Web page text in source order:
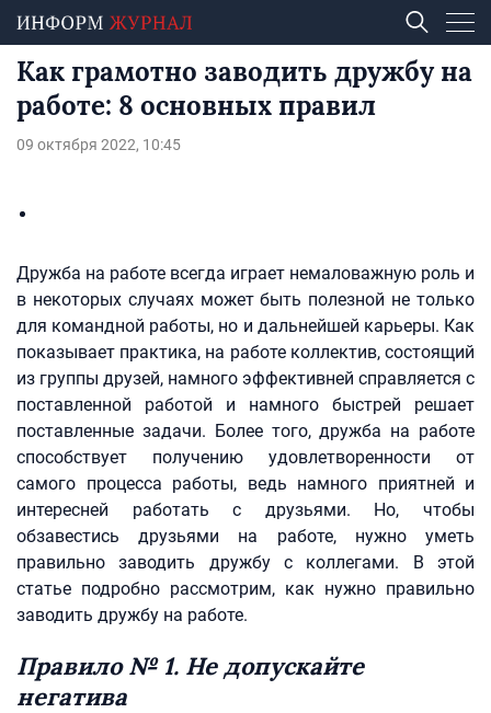
Как грамотно заводить дружбу на
работе: 8 основных правил
09 октября 2022, 10:45
Дружба на работе всегда играет немаловажную роль и
в некоторых случаях может быть полезной не только
для командной работы, но и дальнейшей карьеры. Как
показывает практика, на работе коллектив, состоящий
из группы друзей, намного эффективней справляется с
поставленной работой и намного быстрей решает
поставленные задачи. Более того, дружба на работе
способствует получению удовлетворенности от
самого процесса работы, ведь намного приятней и
интересней работать с друзьями. Но, чтобы
обзавестись друзьями на работе, нужно уметь
правильно заводить дружбу с коллегами. В этой
статье подробно рассмотрим, как нужно правильно
заводить дружбу на работе.
Правило № 1. Не допускайте
негатива